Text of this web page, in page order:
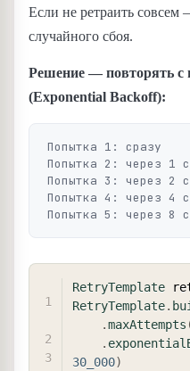
Если не ретраить совсем
случайного сбоя.
Решение — повторять с
(Exponential Backoff):
Попытка 1: сразу
Попытка 2: через 1
Попытка 3: через 2
Попытка 4: через 4
RetryTemplate
RetryTemplate.
.maxAttempts
.
30_000)